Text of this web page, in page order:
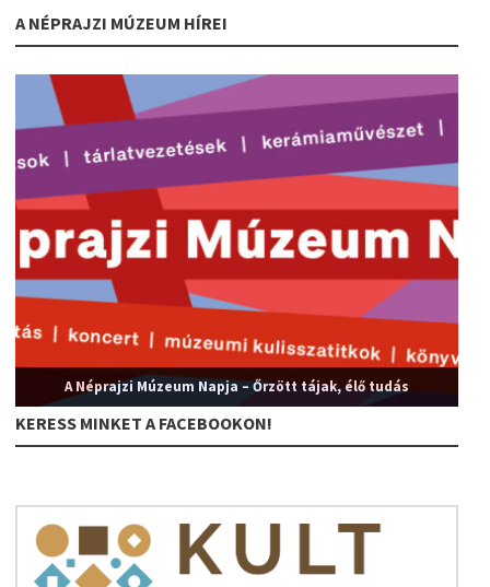
A NÉPRAJZI MÚZEUM HÍREI
A Néprajzi Múzeum Napja – Őrzött tájak, élő tudás
KERESS MINKET A FACEBOOKON!